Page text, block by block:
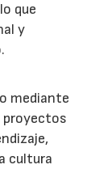
que
y
mediante
proyectos
cultura